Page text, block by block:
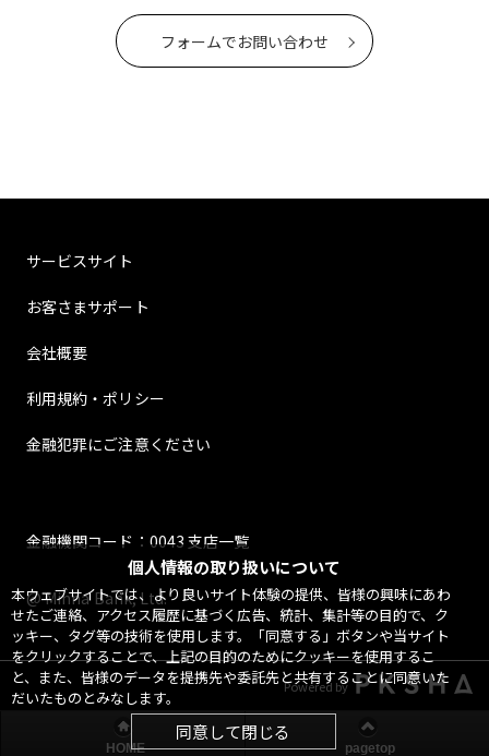
個人情報の取り扱いについて
本ウェブサイトでは、より良いサイト体験の提供、皆様の興味にあわ
せたご連絡、アクセス履歴に基づく広告、統計、集計等の目的で、ク
ッキー、タグ等の技術を使用します。「同意する」ボタンや当サイト
をクリックすることで、上記の目的のためにクッキーを使用するこ
と、また、皆様のデータを提携先や委託先と共有することに同意いた
だいたものとみなします。
同意して閉じる
フォームでお問い合わせ
サービスサイト
お客さまサポート
会社概要
利用規約・ポリシー
金融犯罪にご注意ください
金融機関コード：0043 支店一覧
@ Minna Bank, Ltd.
Powered by
HOME pagetop